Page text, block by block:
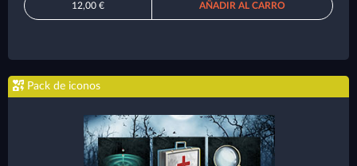
12,00 € AÑADIR AL CARRO
Pack de iconos